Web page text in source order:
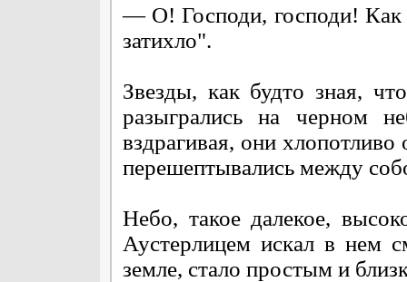
— О! Господи, господи! Как
затихло".
Звезды, как будто зная,
разыгрались на черном
вздрагивая, они
перешептывались между
Небо, такое далекое,
Аустерлицем искал в нем
земле, стало простым и